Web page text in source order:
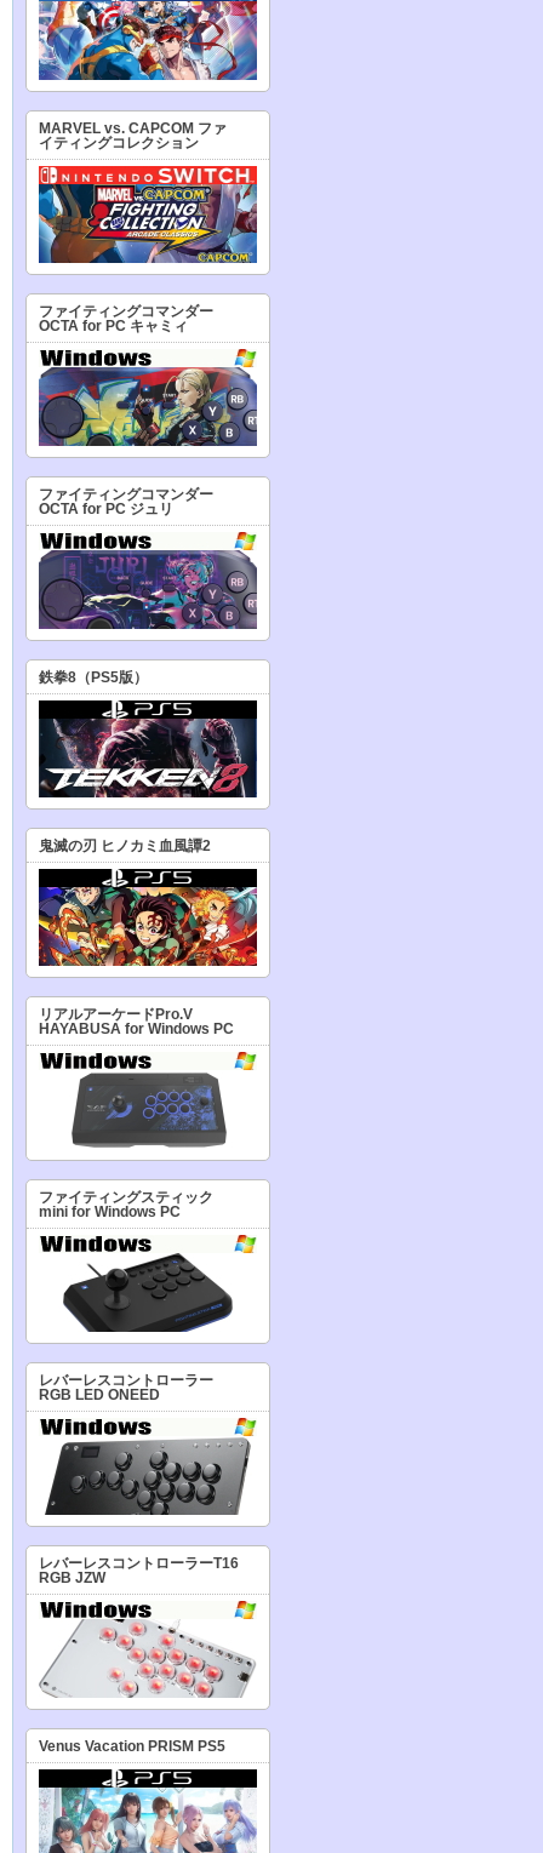
MARVEL vs. CAPCOM ファ
イティングコレクション
ファイティングコマンダー
OCTA for PC キャミィ
ファイティングコマンダー
OCTA for PC ジュリ
鉄拳8（PS5版）
鬼滅の刃 ヒノカミ血風譚2
リアルアーケードPro.V
HAYABUSA for Windows PC
ファイティングスティック
mini for Windows PC
レバーレスコントローラー
RGB LED ONEED
レバーレスコントローラーT16
RGB JZW
Venus Vacation PRISM PS5